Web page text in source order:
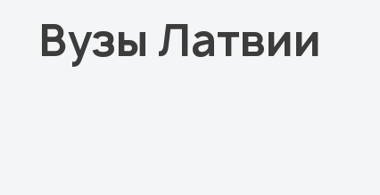
Вузы Латвии